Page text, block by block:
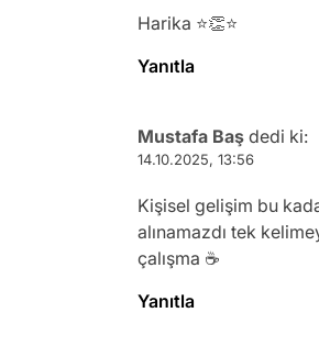
Harika ⭐👏⭐
Yanıtla
Mustafa Baş dedi ki:
14.10.2025, 13:56
Kişisel gelişim bu
alınamazdı tek
çalışma ☕
Yanıtla